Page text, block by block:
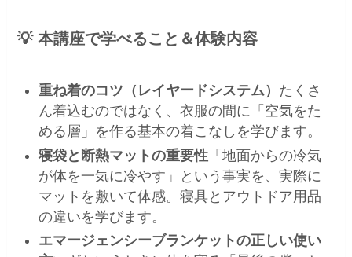
💡 本講座で学べること＆体験内容
重ね着のコツ（レイヤードシステム） たくさ
ん着込むのではなく、衣服の間に「空気をた
める層」を作る基本の着こなしを学びます。
寝袋と断熱マットの重要性 「地面からの冷気
が体を一気に冷やす」という事実を、実際に
マットを敷いて体感。寝具とアウトドア用品
の違いを学びます。
エマージェンシーブランケットの正しい使い